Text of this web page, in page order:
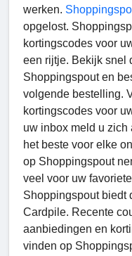
werken.
opgelost.
kortingscodes voor
een rijtje. Bekijk snel
Shoppingspout en
volgende bestelling.
kortingscodes voor
uw inbox meld u zich
het beste voor elke
op Shoppingspout
veel voor uw
Shoppingspout biedt
Cardpile. Recente
aanbiedingen en
vinden op